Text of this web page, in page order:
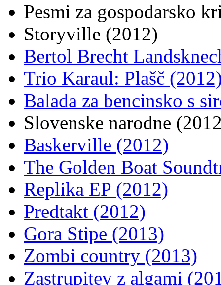
Pesmi za gospodarsko
Storyville (2012)
Bertol Brecht
Trio Karaul: Plašč
Balada za bencinsko s
Slovenske narodne
Baskerville (2012)
The Golden Boat
Replika EP (2012)
Predtakt (2012)
Gora Stipe (2013)
Zombi country (2013)
Zastrupitev z algami